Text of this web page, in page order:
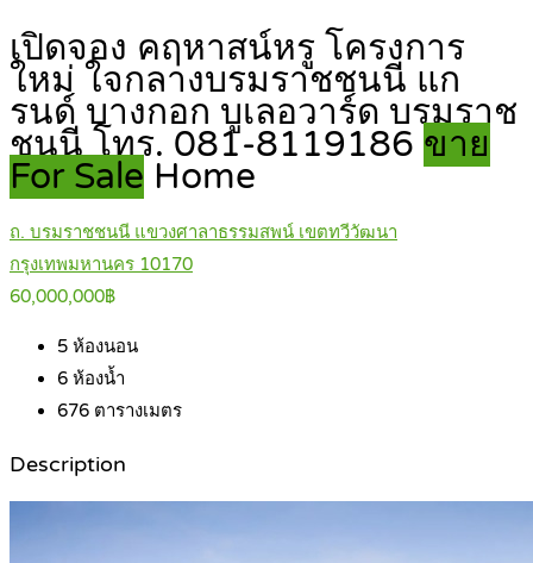
เปิดจอง คฤหาสน์หรู โครงการ
ใหม่ ใจกลางบรมราชชนนี แก
รนด์ บางกอก บูเลอวาร์ด บรมราช
ชนนี โทร. 081-8119186 ขาย
For Sale Home
ถ. บรมราชชนนี แขวงศาลาธรรมสพน์ เขตทวีวัฒนา
กรุงเทพมหานคร 10170
60,000,000฿
5 ห้องนอน
6 ห้องน้ำ
676 ตารางเมตร
Description